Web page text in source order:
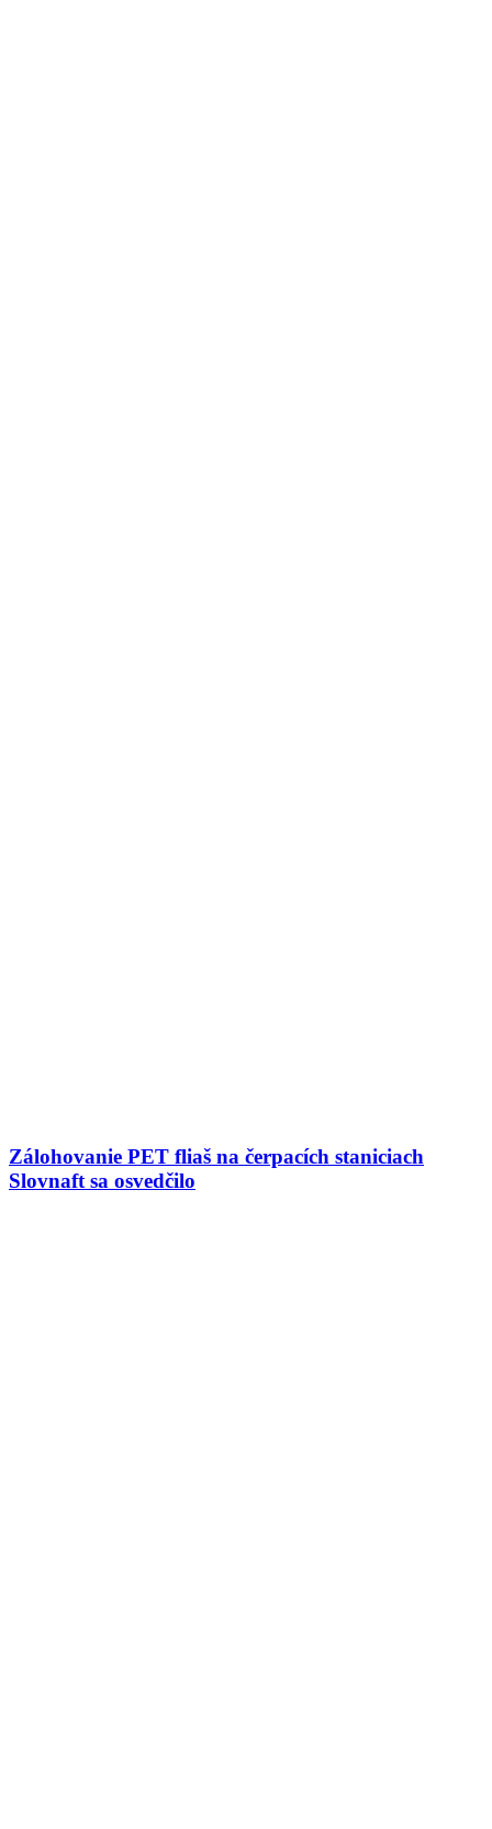
Zálohovanie PET fliaš na čerpacích staniciach
Slovnaft sa osvedčilo